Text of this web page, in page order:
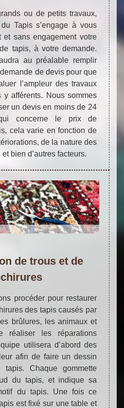
ou de petits travaux,
du Tapis s’engage à vous
et sans engagement votre
tapis, à votre demande.
au préalable remplir
de devis pour que
l’ampleur des travaux
afférents. Nous sommes
un devis en moins de 24
concerne le prix de
cela varie en fonction de
de la nature des
bien d’autres facteurs.
de trous et de
procéder pour restaurer
des tapis causés par
brûlures, les animaux et
réaliser les réparations
utilisera d’abord des
afin de faire un dessin
Chaque gommette
du tapis, et indique sa
du tapis. Une fois ce
est fixé sur une table et